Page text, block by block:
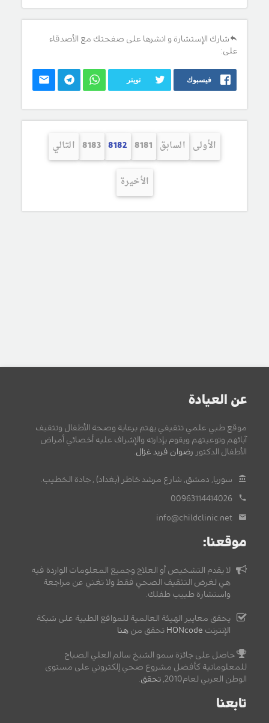
شارك الإستشارة و انشرها على صفحتك مع الأصدقاء
على:
فيسبوك تويتر
الأولى السابق 8181
8182
8183 التالي
الأخيرة
عن العيادة
موقع طبي علمي تثقيفي يهتم برعاية وصحة الأطفال وتثقيف
آبائهم وتوعيتهم ويقوم بإدارته والإشراف عليه أخصائي أمراض
الأطفال الدكتور رضوان فريد غزال.
سوريا, دمشق, شارع مرشد خاطر (بغداد) , جادة الخطيب.
00963114414026
info@childclinic.net
موقعنا:
لا يقدم التشخيص أو العلاج وجميع المعلومات الواردة فيه
هي لغرض التثقيف الصحي فقط ولا تغني عن مراجعة
واستشارة طبيب طفلك.
يحقق معايير الهيئة العالمية للمواقع الطبية على شبكة
الإنترنت HONcode تحقق من هنا
حاصل على جائزة سمو الشيخ سالم العلي الصباح
للمعلوماتية كأفضل مشروع صحي إلكتروني على مستوى
الوطن العربي لعام2010,
تحقق.
تابعنا